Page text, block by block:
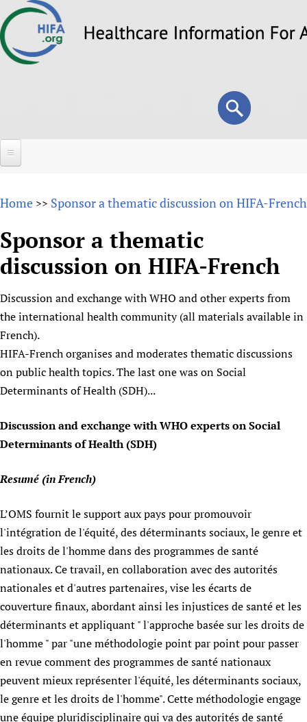
to
Search
form
Search
About
Overview
Why HIFA is needed
HIFA, Universal Health Coverage and Human Rights
HIFA in Official Relations with WHO
Achievements
Testimonials
HIFA Voices database
Publications
Forums
How to use the HIFA forums
CHIFA (child health and rights)
HIFA-French
HIFA-Portuguese
HIFA-Spanish
New! SPOTLIGHTS
Evidence-informed policy
mHealth
Open access
Substance use disorders
Citizens, Parents and Children
Library and Information Services
Multilingualism
Prescribers and users of medicines
Evaluating Impact
Mobile HIFA (mHIFA)
*Completed projects
Astana Declaration+
COVID-19
Essential Health Services and COVID-19
Family Planning
Health Partnerships
Learning for Quality Health Services
Newborn Care
People
Country representatives
List view
Fundraising Working Group
Main Steering Group
Members
Partnerships and Projects
Staff
Support
Collaborate
Donate
HIFA Appeal
Link to us
Partners
Supporting Organisations
List view
News
News
Forum Messages
Join
Join CHIFA (child health and rights)
Rejoignez HIFA-Français
Únase a HIFA-Español
Home >> Sponsor a thematic discussion on HIFA-French
Sponsor a thematic
discussion on HIFA-French
Discussion and exchange with WHO and other experts from
the international health community (all materials available in
French).
HIFA-French organises and moderates thematic discussions
on public health topics. The last one was on Social
Determinants of Health (SDH)...
Discussion and exchange with WHO experts on Social
Determinants of Health (SDH)
Resumé (in French)
L’OMS fournit le support aux pays pour promouvoir
l'intégration de l'équité, des déterminants sociaux, le genre et
les droits de l'homme dans des programmes de santé
nationaux. Ce travail, en collaboration avec des autorités
nationales et d'autres partenaires, vise les écarts de
couverture finaux, abordant ainsi les injustices de santé et les
déterminants et appliquant " l'approche basée sur les droits de
l'homme " par "une méthodologie point par point pour passer
en revue comment des programmes de santé nationaux
peuvent mieux représenter l'équité, les déterminants sociaux,
le genre et les droits de l'homme". Cette méthodologie engage
une équipe pluridisciplinaire qui va des autorités de santé